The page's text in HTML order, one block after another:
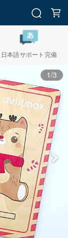
日本語サポート完備
1/3